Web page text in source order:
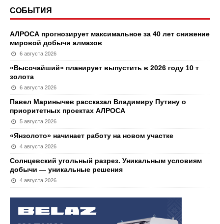
СОБЫТИЯ
АЛРОСА прогнозирует максимальное за 40 лет снижение
мировой добычи алмазов
6 августа 2026
«Высочайший» планирует выпустить в 2026 году 10 т
золота
6 августа 2026
Павел Маринычев рассказал Владимиру Путину о
приоритетных проектах АЛРОСА
5 августа 2026
«Янзолото» начинает работу на новом участке
4 августа 2026
Солнцевский угольный разрез. Уникальным условиям
добычи — уникальные решения
4 августа 2026